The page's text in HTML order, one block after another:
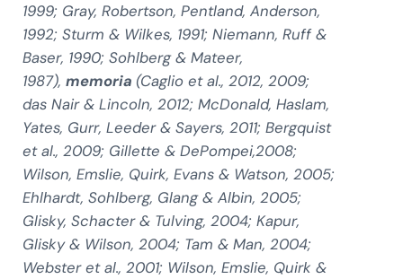
1999; Gray, Robertson, Pentland, Anderson,
1992; Sturm & Wilkes, 1991; Niemann, Ruff &
Baser, 1990; Sohlberg & Mateer,
1987), memoria (Caglio et al., 2012, 2009;
das Nair & Lincoln, 2012; McDonald, Haslam,
Yates, Gurr, Leeder & Sayers, 2011; Bergquist
et al., 2009; Gillette & DePompei,2008;
Wilson, Emslie, Quirk, Evans & Watson, 2005;
Ehlhardt, Sohlberg, Glang & Albin, 2005;
Glisky, Schacter & Tulving, 2004; Kapur,
Glisky & Wilson, 2004; Tam & Man, 2004;
Webster et al., 2001; Wilson, Emslie, Quirk &